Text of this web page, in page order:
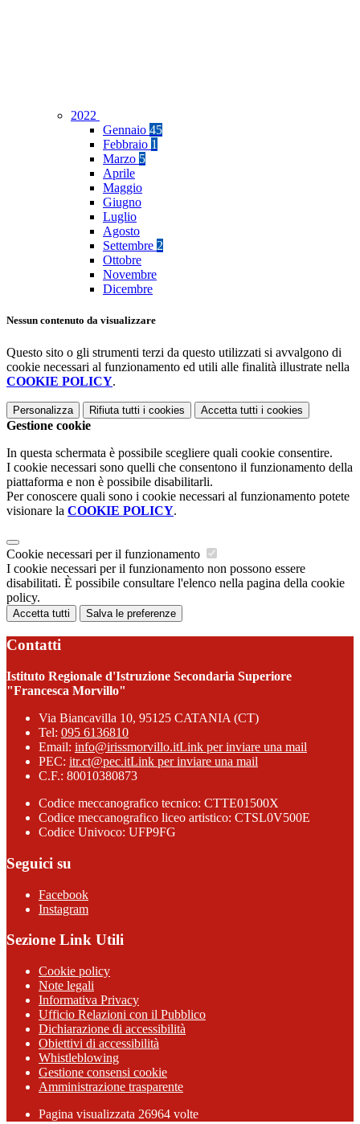
2022
Gennaio 45
Febbraio 1
Marzo 5
Aprile
Maggio
Giugno
Luglio
Agosto
Settembre 2
Ottobre
Novembre
Dicembre
Nessun contenuto da visualizzare
Questo sito o gli strumenti terzi da questo utilizzati si avvalgono di
cookie necessari al funzionamento ed utili alle finalità illustrate nella
COOKIE POLICY.
Personalizza Rifiuta tutti i cookies Accetta tutti i cookies
Gestione cookie
In questa schermata è possibile scegliere quali cookie consentire.
I cookie necessari sono quelli che consentono il funzionamento della
piattaforma e non è possibile disabilitarli.
Per conoscere quali sono i cookie necessari al funzionamento potete
visionare la COOKIE POLICY.
Cookie necessari per il funzionamento
I cookie necessari per il funzionamento non possono essere
disabilitati. È possibile consultare l'elenco nella pagina della cookie
policy.
Accetta tutti Salva le preferenze
Contatti
Istituto Regionale d'Istruzione Secondaria Superiore
"Francesca Morvillo"
Via Biancavilla 10, 95125 CATANIA (CT)
Tel: 095 6136810
Email: info@irissmorvillo.itLink per inviare una mail
PEC: itr.ct@pec.itLink per inviare una mail
C.F.: 80010380873
Codice meccanografico tecnico: CTTE01500X
Codice meccanografico liceo artistico: CTSL0V500E
Codice Univoco: UFP9FG
Seguici su
Facebook
Instagram
Sezione Link Utili
Cookie policy
Note legali
Informativa Privacy
Ufficio Relazioni con il Pubblico
Dichiarazione di accessibilità
Obiettivi di accessibilità
Whistleblowing
Gestione consensi cookie
Amministrazione trasparente
Pagina visualizzata 26964 volte